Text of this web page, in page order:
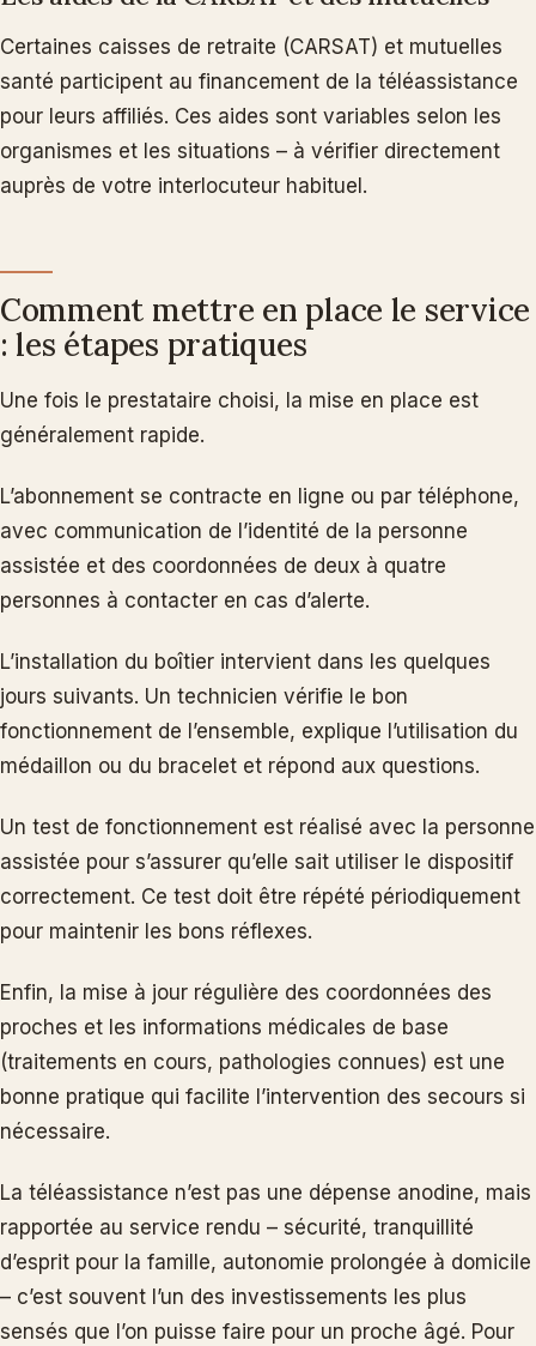
Certaines caisses de retraite (CARSAT) et mutuelles
santé participent au financement de la téléassistance
pour leurs affiliés. Ces aides sont variables selon les
organismes et les situations – à vérifier directement
auprès de votre interlocuteur habituel.
Comment mettre en place le service
: les étapes pratiques
Une fois le prestataire choisi, la mise en place est
généralement rapide.
L’abonnement se contracte en ligne ou par téléphone,
avec communication de l’identité de la personne
assistée et des coordonnées de deux à quatre
personnes à contacter en cas d’alerte.
L’installation du boîtier intervient dans les quelques
jours suivants. Un technicien vérifie le bon
fonctionnement de l’ensemble, explique l’utilisation du
médaillon ou du bracelet et répond aux questions.
Un test de fonctionnement est réalisé avec la personne
assistée pour s’assurer qu’elle sait utiliser le dispositif
correctement. Ce test doit être répété périodiquement
pour maintenir les bons réflexes.
Enfin, la mise à jour régulière des coordonnées des
proches et les informations médicales de base
(traitements en cours, pathologies connues) est une
bonne pratique qui facilite l’intervention des secours si
nécessaire.
La téléassistance n’est pas une dépense anodine, mais
rapportée au service rendu – sécurité, tranquillité
d’esprit pour la famille, autonomie prolongée à domicile
– c’est souvent l’un des investissements les plus
sensés que l’on puisse faire pour un proche âgé. Pour